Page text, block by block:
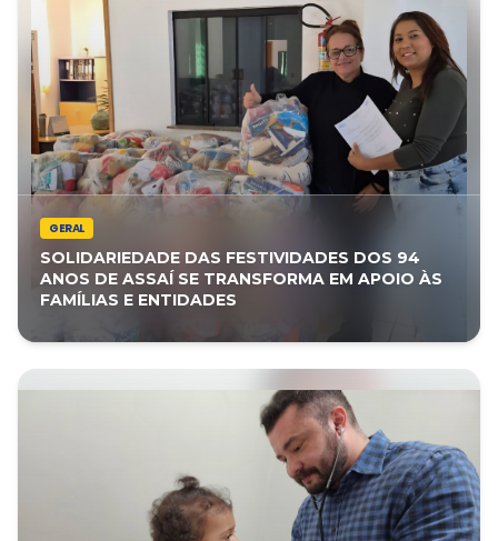
GERAL
SOLIDARIEDADE DAS FESTIVIDADES DOS 94
ANOS DE ASSAÍ SE TRANSFORMA EM APOIO ÀS
FAMÍLIAS E ENTIDADES